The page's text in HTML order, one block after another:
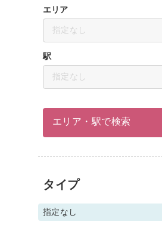
エリア
指定なし
駅
指定なし
エリア・駅で検索
タイプ
指定なし